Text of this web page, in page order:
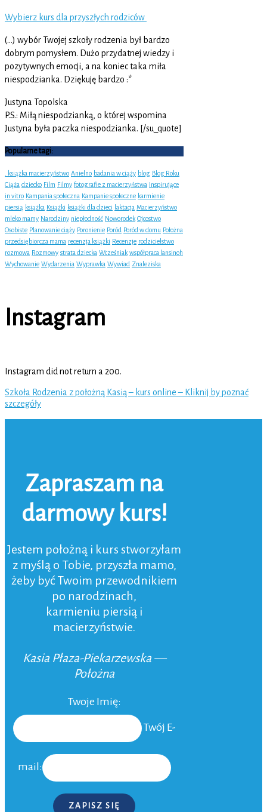
Wybierz kurs dla przyszłych rodziców
(…) wybór Twojej szkoły rodzenia był bardzo
dobrym pomysłem. Dużo przydatnej wiedzy i
pozytywnych emocji, a na koniec taka miła
niespodzianka. Dziękuję bardzo :*
Justyna Topolska
P.S.: Miłą niespodzianką, o której wspomina
Justyna była paczka niespodzianka. [/su_quote]
Popularne tagi:
. książka macierzyństwo Anielno badania w ciąży blog Blog Roku
Ciąża dziecko Film Filmy fotografie z macierzyństwa
Inspirujące
in vitro Kampania społeczna Kampanie społeczne karmienie
piersią książka Książki książki dla dzieci laktacja Macierzyństwo
mleko mamy Narodziny niepłodność Noworodek Ojcostwo
Osobiste Planowanie ciąży Poronienie Poród Poród w domu Położna
przedsiębiorcza mama recenzja książki Recenzje rodzicielstwo
rozmowa Rozmowy strata dziecka Wcześniak współpraca lansinoh
Wychowanie Wydarzenia Wyprawka Wywiad Znaleziska
Instagram
Instagram did not return a 200.
Szkoła Rodzenia z położną Kasią – kurs online – Kliknij by poznać
szczegóły
Zapraszam na
darmowy kurs!
Jestem położną i kurs stworzyłam
z myślą o Tobie, przyszła mamo,
żeby być Twoim przewodnikiem
po narodzinach,
karmieniu piersią i
macierzyństwie.
Kasia Płaza-Piekarzewska —
Położna
Twoje Imię:
Twój E-
mail:
ZAPISZ SIĘ